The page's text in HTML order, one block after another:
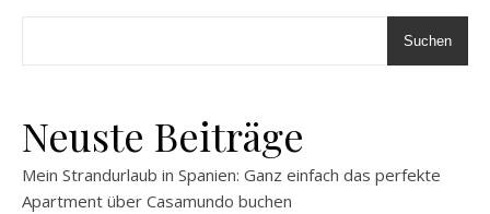
Suchen
Neuste Beiträge
Mein Strandurlaub in Spanien: Ganz einfach das perfekte
Apartment über Casamundo buchen